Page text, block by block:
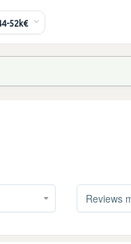
52k€
Reviews